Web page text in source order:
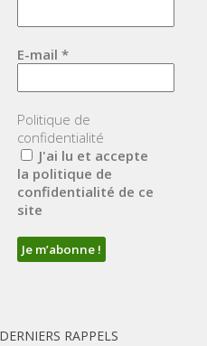
E-mail *
Politique de
confidentialité
J'ai lu et accepte
la politique de
confidentialité de ce
site
DERNIERS RAPPELS